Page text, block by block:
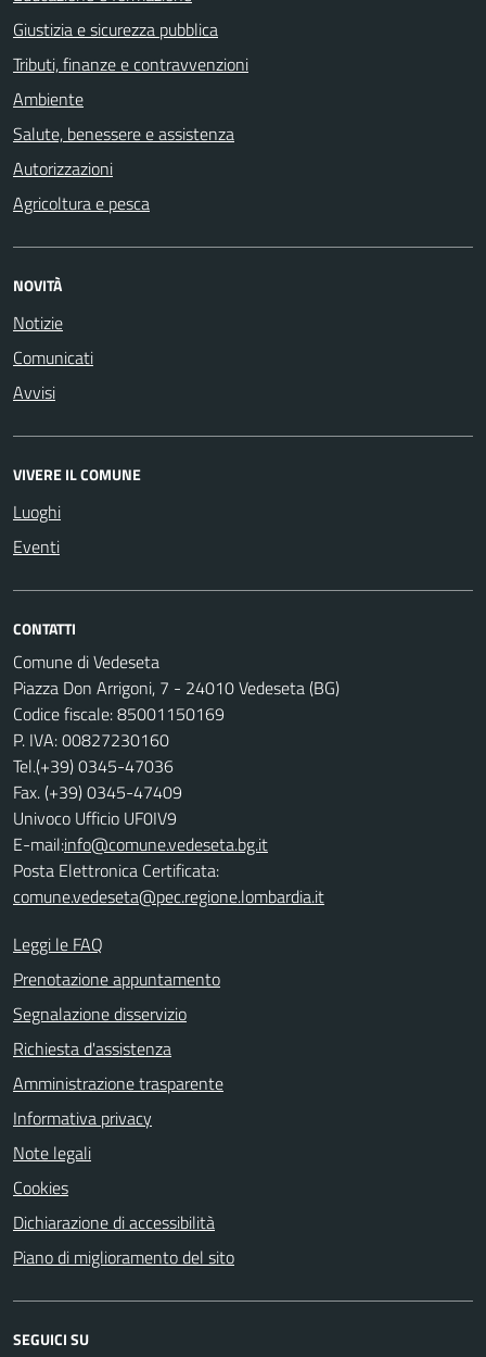
Giustizia e sicurezza pubblica
Tributi, finanze e contravvenzioni
Ambiente
Salute, benessere e assistenza
Autorizzazioni
Agricoltura e pesca
NOVITÀ
Notizie
Comunicati
Avvisi
VIVERE IL COMUNE
Luoghi
Eventi
CONTATTI
Comune di Vedeseta
Piazza Don Arrigoni, 7 - 24010 Vedeseta (BG)
Codice fiscale: 85001150169
P. IVA: 00827230160
Tel.(+39) 0345-47036
Fax. (+39) 0345-47409
Univoco Ufficio UF0IV9
E-mail:info@comune.vedeseta.bg.it
Posta Elettronica Certificata:
comune.vedeseta@pec.regione.lombardia.it
Leggi le FAQ
Prenotazione appuntamento
Segnalazione disservizio
Richiesta d'assistenza
Amministrazione trasparente
Informativa privacy
Note legali
Cookies
Dichiarazione di accessibilità
Piano di miglioramento del sito
SEGUICI SU